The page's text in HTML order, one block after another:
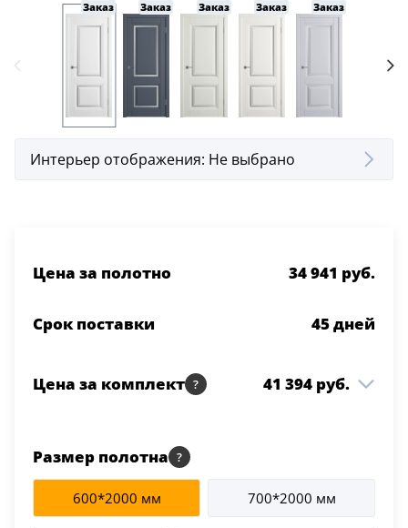
Заказ Заказ Заказ Заказ Заказ
Интерьер отображения: Не выбрано
Цена за полотно 34 941 руб.
Срок поставки 45дней
Цена за комплект 41 394 руб.
Белая эмаль
скопич. Белая эмаль
2.5 шт 4 090 руб.
Размер полотна
600*2000 мм 700*2000 мм